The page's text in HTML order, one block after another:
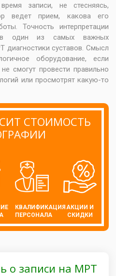
записи, не стесняясь,
ведет прием, какова его
Точность интерпретации
один из самых важных
диагностики суставов. Смысл
оборудование, если
смогут провести правильно
или просмотрят какую-то
СТОИМОСТЬ
КВАЛИФИКАЦИЯ
ПЕРСОНАЛА
АКЦИИ И
СКИДКИ
о записи на МРТ